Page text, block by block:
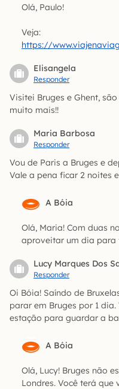
Olá, Paulo!
Veja:
https://
Elisangela
Responder
Visitei Bruges e Ghent,
muito mais!!
Maria Barbosa
Responder
Vou de Paris a Bruges e
Vale a pena ficar 2 noites
A Bóia
Olá, Maria! Com duas
aproveitar um dia para
Lucy Marques Dos
Responder
Oi Bóia! Saíndo de
parar em Bruges por 1
estação para guardar a
A Bóia
Olá, Lucy! Bruges não
Londres. Você terá